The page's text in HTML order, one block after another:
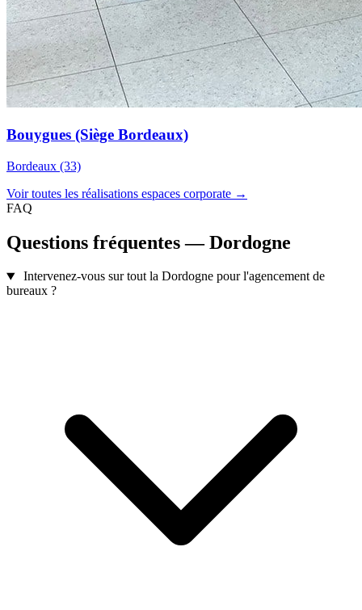
Bouygues (Siège Bordeaux)
Bordeaux (33)
Voir toutes les réalisations espaces corporate →
FAQ
Questions fréquentes — Dordogne
Intervenez-vous sur tout la Dordogne pour l'agencement de
bureaux ?